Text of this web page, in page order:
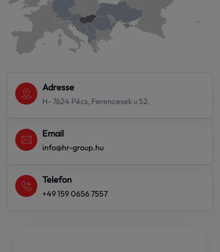
Adresse
H- 7624 Pécs, Ferencesek u 52.
Email
info@hr-group.hu
Telefon
+49 159 0656 7557